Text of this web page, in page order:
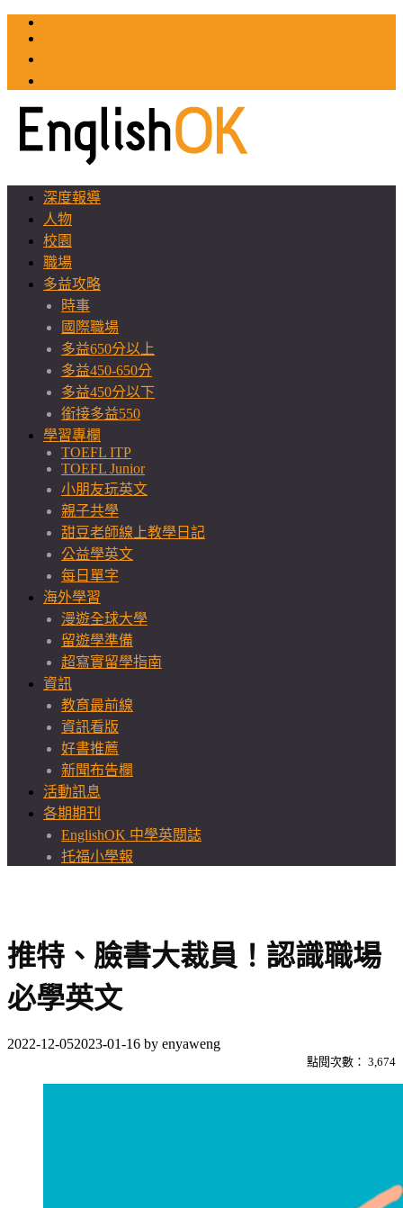
深度報導
人物
校園
職場
多益攻略
時事
國際職場
多益650分以上
多益450-650分
多益450分以下
銜接多益550
學習專欄
TOEFL ITP
TOEFL Junior
小朋友玩英文
親子共學
甜豆老師線上教學日記
公益學英文
每日單字
海外學習
漫遊全球大學
留遊學準備
超寫實留學指南
資訊
教育最前線
資訊看版
好書推薦
新聞布告欄
活動訊息
各期期刊
EnglishOK 中學英閱誌
托福小學報
推特、臉書大裁員！認識職場
必學英文
2022-12-052023-01-16 by enyaweng
點閱次數： 3,674